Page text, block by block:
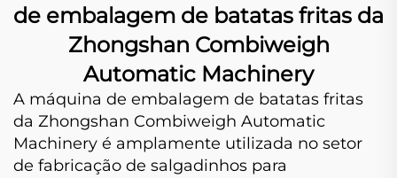
de embalagem de batatas fritas da
Zhongshan Combiweigh
Automatic Machinery
A máquina de embalagem de batatas fritas
da Zhongshan Combiweigh Automatic
Machinery é amplamente utilizada no setor
de fabricação de salgadinhos para